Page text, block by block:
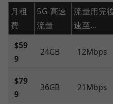
月租
費
5G 高速
流量
流量用完
速至...
$59
9
24GB 12Mbps
$79
9
36GB 21Mbps